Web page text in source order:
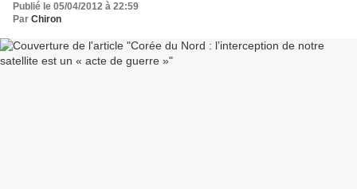
Publié le 05/04/2012 à 22:59
Par Chiron